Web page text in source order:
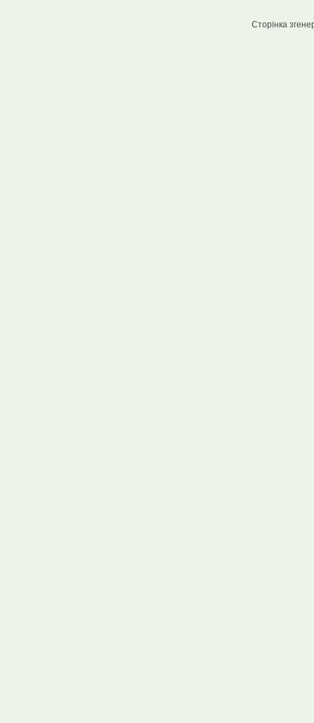
Сторінка